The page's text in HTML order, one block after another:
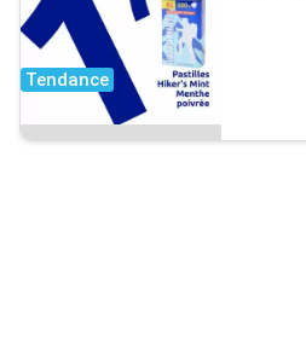
Tendance